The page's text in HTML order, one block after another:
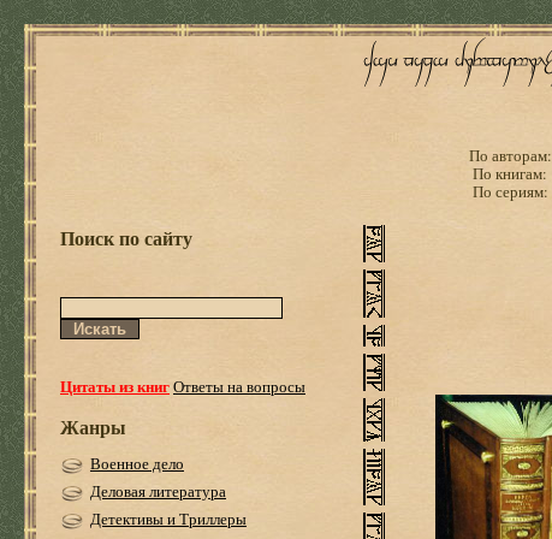
По авторам:
По книгам:
По сериям:
Поиск по сайту
Цитаты из книгОтветы на вопросы
Жанры
Военное дело
Деловая литература
Детективы и Триллеры